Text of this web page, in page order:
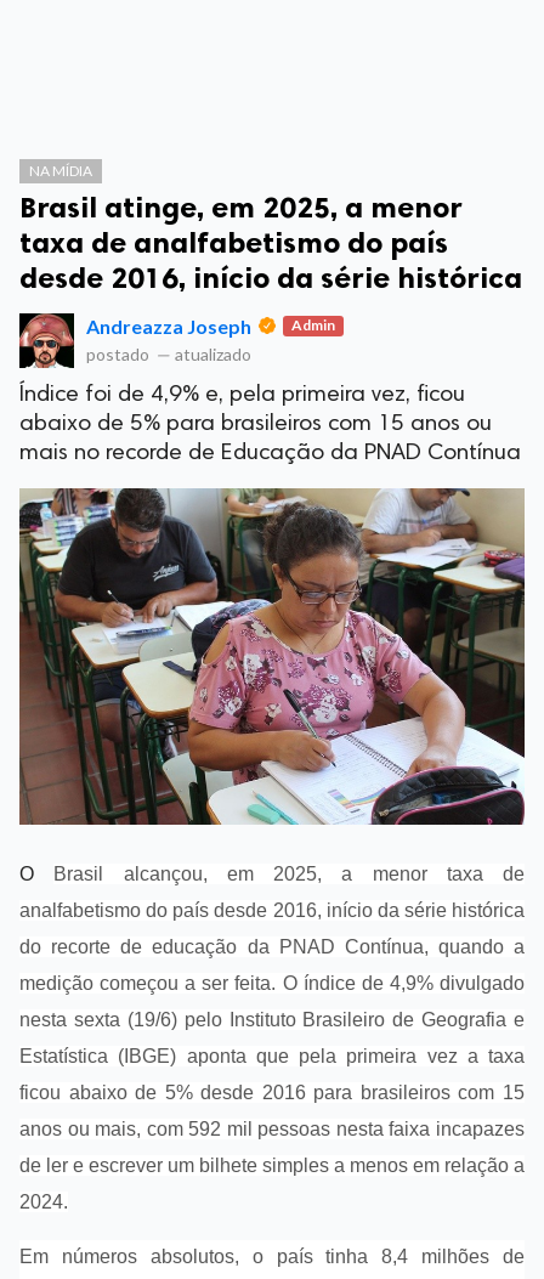
NA MÍDIA
Brasil atinge, em 2025, a menor
taxa de analfabetismo do país
desde 2016, início da série histórica
Andreazza Joseph Admin
postado — atualizado
Índice foi de 4,9% e, pela primeira vez, ficou
abaixo de 5% para brasileiros com 15 anos ou
mais no recorde de Educação da PNAD Contínua
O
Brasil alcançou, em 2025, a menor taxa de
analfabetismo do país desde 2016, início da série histórica
do recorte de educação da PNAD Contínua, quando a
medição começou a ser feita. O índice de 4,9% divulgado
nesta sexta (19/6) pelo Instituto Brasileiro de Geografia e
Estatística (IBGE) aponta que pela primeira vez a taxa
ficou abaixo de 5% desde 2016 para brasileiros com 15
anos ou mais, com 592 mil pessoas nesta faixa incapazes
de ler e escrever um bilhete simples a menos em relação a
2024.
Em números absolutos, o país tinha 8,4 milhões de